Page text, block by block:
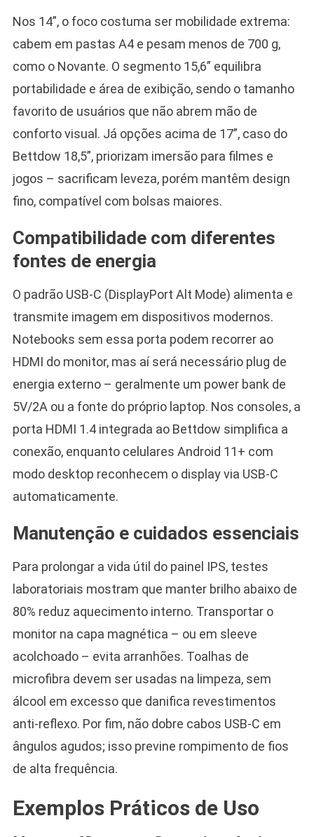
Nos 14”, o foco costuma ser mobilidade extrema:
cabem em pastas A4 e pesam menos de 700 g,
como o Novante. O segmento 15,6” equilibra
portabilidade e área de exibição, sendo o tamanho
favorito de usuários que não abrem mão de
conforto visual. Já opções acima de 17”, caso do
Bettdow 18,5”, priorizam imersão para filmes e
jogos – sacrificam leveza, porém mantêm design
fino, compatível com bolsas maiores.
Compatibilidade com diferentes
fontes de energia
O padrão USB-C (DisplayPort Alt Mode) alimenta e
transmite imagem em dispositivos modernos.
Notebooks sem essa porta podem recorrer ao
HDMI do monitor, mas aí será necessário plug de
energia externo – geralmente um power bank de
5V/2A ou a fonte do próprio laptop. Nos consoles, a
porta HDMI 1.4 integrada ao Bettdow simplifica a
conexão, enquanto celulares Android 11+ com
modo desktop reconhecem o display via USB-C
automaticamente.
Manutenção e cuidados essenciais
Para prolongar a vida útil do painel IPS, testes
laboratoriais mostram que manter brilho abaixo de
80% reduz aquecimento interno. Transportar o
monitor na capa magnética – ou em sleeve
acolchoado – evita arranhões. Toalhas de
microfibra devem ser usadas na limpeza, sem
álcool em excesso que danifica revestimentos
anti-reflexo. Por fim, não dobre cabos USB-C em
ângulos agudos; isso previne rompimento de fios
de alta frequência.
Exemplos Práticos de Uso